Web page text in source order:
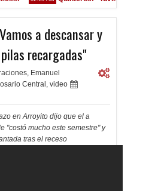
a descansar y
recargadas"
, Emanuel
Central , video
en Arroyito dijo que el a
"costó mucho este semestre" y
tras el receso